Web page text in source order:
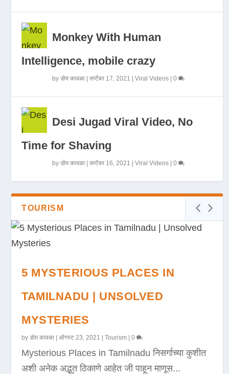
Monkey With Human
Intelligence, mobile crazy
byडोम कावळा |सप्टेंबर 17, 2021 |Viral Videos |0
Desi Jugad Viral Video, No
Time for Shaving
byडोम कावळा |सप्टेंबर 16, 2021 |Viral Videos |0
TOURISM
5 MYSTERIOUS PLACES IN
TAMILNADU | UNSOLVED
MYSTERIES
byडोम कावळा |ऑगस्ट 23, 2021 |Tourism |0
Mysterious Places in Tamilnadu निसर्गाच्या कुशीत
अशी अनेक अद्भुत ठिकाणे आहेत जी पाहून माणूस...